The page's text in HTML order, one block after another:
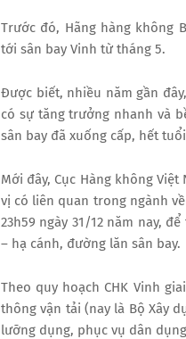
Trước đó, Hãng hàng không
tới sân bay Vinh từ tháng 5.
Được biết, nhiều năm gần
có sự tăng trưởng nhanh và
sân bay đã xuống cấp, hết
Mới đây, Cục Hàng không
vị có liên quan trong ngành
23h59 ngày 31/12 năm nay,
– hạ cánh, đường lăn sân bay.
Theo quy hoạch CHK Vinh
thông vận tải (nay là Bộ Xây
lưỡng dụng, phục vụ dân